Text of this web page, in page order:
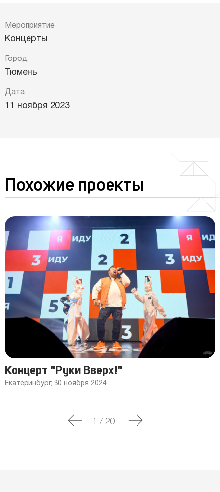
Мероприятие
Концерты
Город
Тюмень
Дата
11 ноября 2023
Похожие проекты
Концерт "Руки Вверх!"
Екатеринбург, 30 ноября 2024
1 / 20